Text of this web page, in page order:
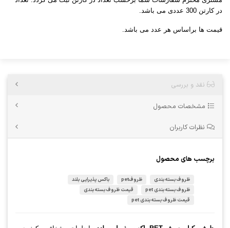
در کارتن 300 عددی می باشد.
قیمت ها براساس هر عدد می باشد.
نقد و بررسی
مشخصات محصول
نظرات کاربران
برچسب های محصول
ظروف بسته بندی ظروفpet
باکس پذیرایی بلند
ظروف بسته بندی pet
قیمت ظروف بسته بندی
قیمت ظروف بسته بندی pet